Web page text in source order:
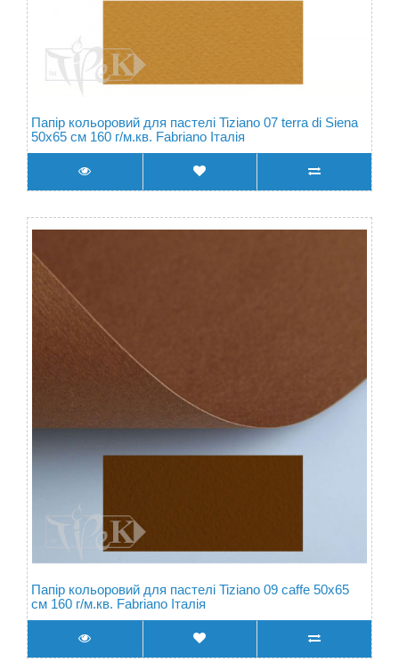
Папір кольоровий для пастелі Tiziano 07 terra di Siena
50х65 см 160 г/м.кв. Fabriano Італія
Папір кольоровий для пастелі Tiziano 09 caffe 50х65
см 160 г/м.кв. Fabriano Італія